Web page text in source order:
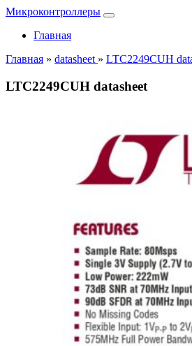
Микроконтроллеры
Главная
Главная » datasheet » LTC2249CUH
LTC2249CUH datasheet